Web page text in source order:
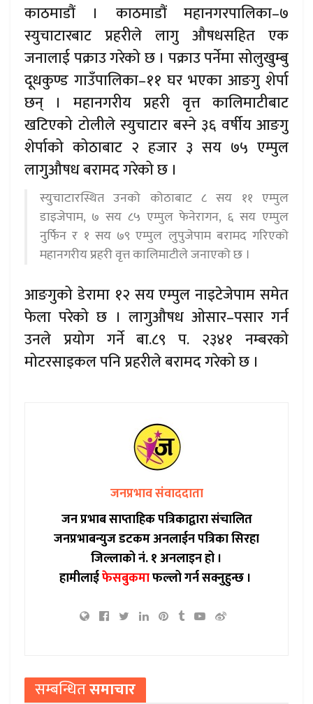
काठमाडौं । काठमाडौं महानगरपालिका–७
स्युचाटारबाट प्रहरीले लागु औषधसहित एक
जनालाई पक्राउ गरेको छ । पक्राउ पर्नेमा सोलुखुम्बु
दूधकुण्ड गाउँपालिका–११ घर भएका आङगु शेर्पा
छन् । महानगरीय प्रहरी वृत्त कालिमाटीबाट
खटिएको टोलीले स्युचाटार बस्ने ३६ वर्षीय आङगु
शेर्पाको कोठाबाट २ हजार ३ सय ७५ एम्पुल
लागुऔषध बरामद गरेको छ ।
स्युचाटारस्थित उनको कोठाबाट ८ सय ११ एम्पुल
डाइजेपाम, ७ सय ८५ एम्पुल फेनेरागन, ६ सय एम्पुल
नुर्फिन र १ सय ७९ एम्पुल लुपुजेपाम बरामद गरिएको
महानगरीय प्रहरी वृत्त कालिमाटीले जनाएको छ ।
आङगुको डेरामा १२ सय एम्पुल नाइटेजेपाम समेत
फेला परेको छ । लागुऔषध ओसार–पसार गर्न
उनले प्रयोग गर्ने बा.८९ प. २३४१ नम्बरको
मोटरसाइकल पनि प्रहरीले बरामद गरेको छ ।
जनप्रभाव संवाददाता
जन प्रभाब साप्ताहिक पत्रिकाद्वारा संचालित
जनप्रभाबन्युज डटकम अनलाईन पत्रिका सिरहा
जिल्लाको नं. १ अनलाइन हो ।
हामीलाईफेसबुकमाफल्लो गर्न सक्नुहुन्छ ।
सम्बन्धितसमाचार